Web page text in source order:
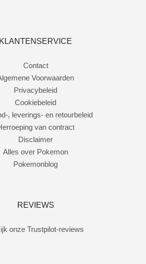
KLANTENSERVICE
Contact
Voorwaarden
Privacybeleid
Cookiebeleid
, leverings- en retourbeleid
van contract
Disclaimer
Alles over Pokemon
Pokemonblog
REVIEWS
onze Trustpilot-reviews